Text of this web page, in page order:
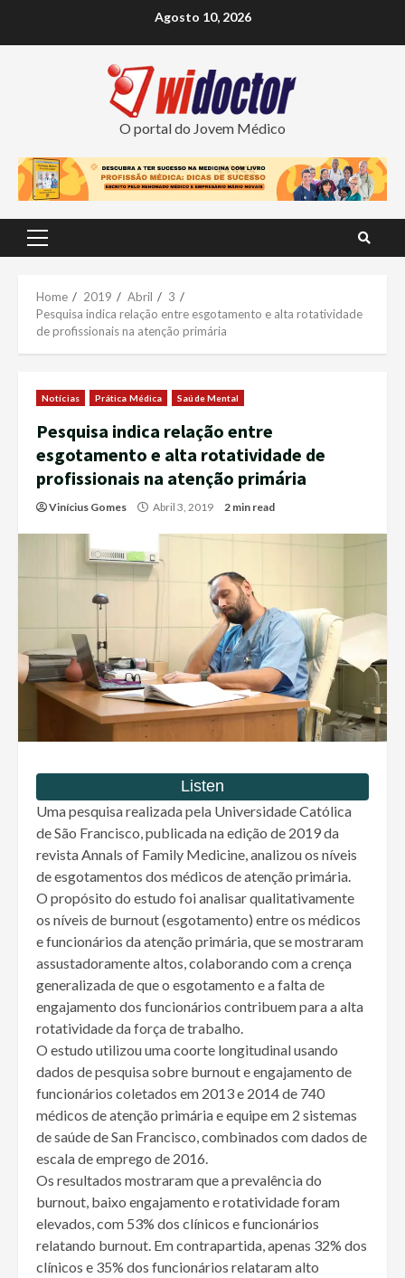
Agosto 10, 2026
O portal do Jovem Médico
Primary
Home 2019 Abril
3
Pesquisa indica relação entre esgotamento e alta rotatividade
de profissionais na atenção primária
Notícias Prática Médica Saúde Mental
Pesquisa indica relação entre
esgotamento e alta rotatividade de
profissionais na atenção primária
Vinícius Gomes Abril 3, 2019 2 min read
Uma pesquisa realizada pela Universidade Católica
de São Francisco, publicada na edição de 2019 da
revista Annals of Family Medicine, analizou os níveis
de esgotamentos dos médicos de atenção primária.
O propósito do estudo foi analisar qualitativamente
os níveis de burnout (esgotamento) entre os médicos
e funcionários da atenção primária, que se mostraram
assustadoramente altos, colaborando com a crença
generalizada de que o esgotamento e a falta de
engajamento dos funcionários contribuem para a alta
rotatividade da força de trabalho.
O estudo utilizou uma coorte longitudinal usando
dados de pesquisa sobre burnout e engajamento de
funcionários coletados em 2013 e 2014 de 740
médicos de atenção primária e equipe em 2 sistemas
de saúde de San Francisco, combinados com dados de
escala de emprego de 2016.
Os resultados mostraram que a prevalência do
burnout, baixo engajamento e rotatividade foram
elevados, com 53% dos clínicos e funcionários
relatando burnout. Em contrapartida, apenas 32% dos
clínicos e 35% dos funcionários relataram alto